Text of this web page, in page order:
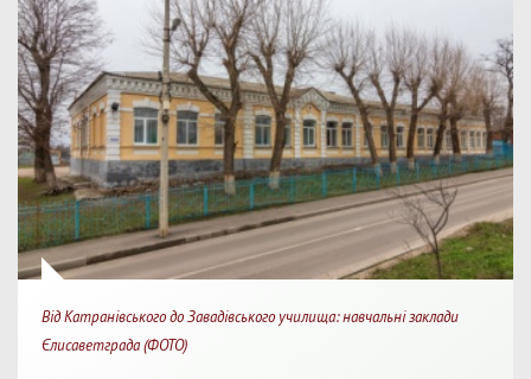
Від Катранівського до Завадівського училища: навчальні заклади
Єлисаветграда (ФОТО)